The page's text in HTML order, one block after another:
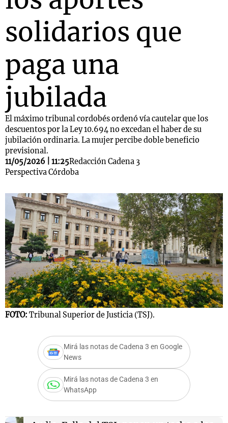
solidarios que
paga una
jubilada
El máximo tribunal cordobés ordenó vía cautelar que los
descuentos por la Ley 10.694 no excedan el haber de su
jubilación ordinaria. La mujer percibe doble beneficio
previsional.
11/05/2026 | 11:25Redacción Cadena 3
Perspectiva Córdoba
FOTO: Tribunal Superior de Justicia (TSJ).
Mirá las notas de Cadena 3 en Google
News
Mirá las notas de Cadena 3 en
WhatsApp
Notas
Mundial 2026
Notas
La Sole en
Cadena 3